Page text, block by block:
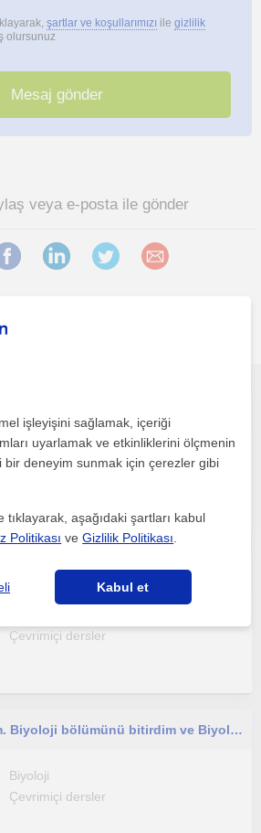
şartlar ve koşullarımızı ile gizlilik
olursunuz
veya e-posta ile gönder
diğer online Biyoloji öğretmenleri
Biyoloji
Çevrimiçi dersler
Çevrimiçi dersler
Mersin' de yaşıyorum. Biyoloji bölümünü bitirdim ve Biyolojiyi başta YKS öğrencileri olmak üzere herkese öğretmeyi isterim.
Biyoloji
Çevrimiçi dersler
işleyişini sağlamak, içeriği
uyarlamak ve etkinliklerini ölçmenin
bir deneyim sunmak için çerezler gibi
aşağıdaki şartları kabul
Politikası veGizlilik Politikası
Kabul et